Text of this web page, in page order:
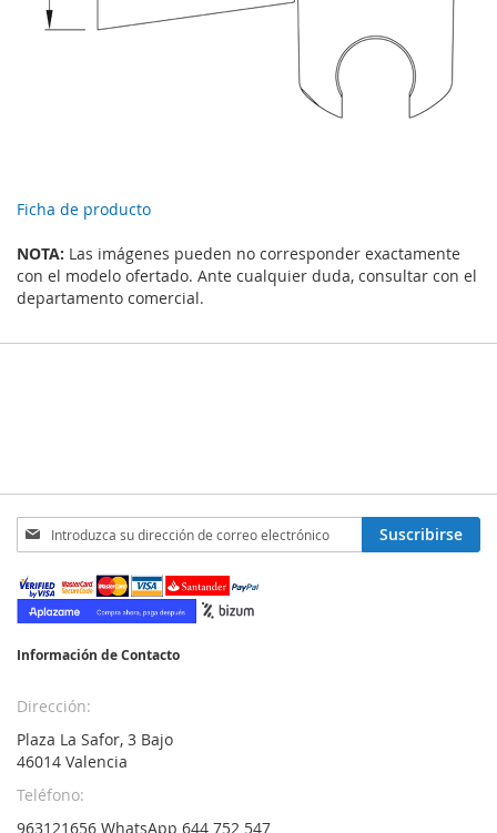
Ficha de producto
NOTA: Las imágenes pueden no corresponder exactamente
con el modelo ofertado. Ante cualquier duda, consultar con el
departamento comercial.
Inscríbase
a
nuestro
boletín
de
Suscribirse
Información de Contacto
Dirección:
Plaza La Safor, 3 Bajo
46014 Valencia
Teléfono:
963121656 WhatsApp 644 752 547